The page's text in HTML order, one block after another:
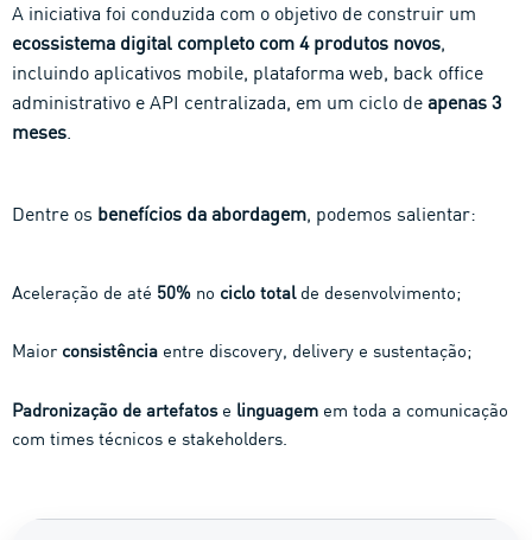
A iniciativa foi conduzida com o objetivo de construir um
ecossistema digital completo com 4 produtos novos,
incluindo aplicativos mobile, plataforma web, back office
administrativo e API centralizada, em um ciclo de apenas 3
meses.
Dentre os benefícios da abordagem, podemos salientar:
Aceleração de até 50% no ciclo totalde desenvolvimento;
Maior consistência entre discovery, delivery e sustentação;
Padronização de artefatose linguagem em toda a comunicação
com times técnicos e stakeholders.